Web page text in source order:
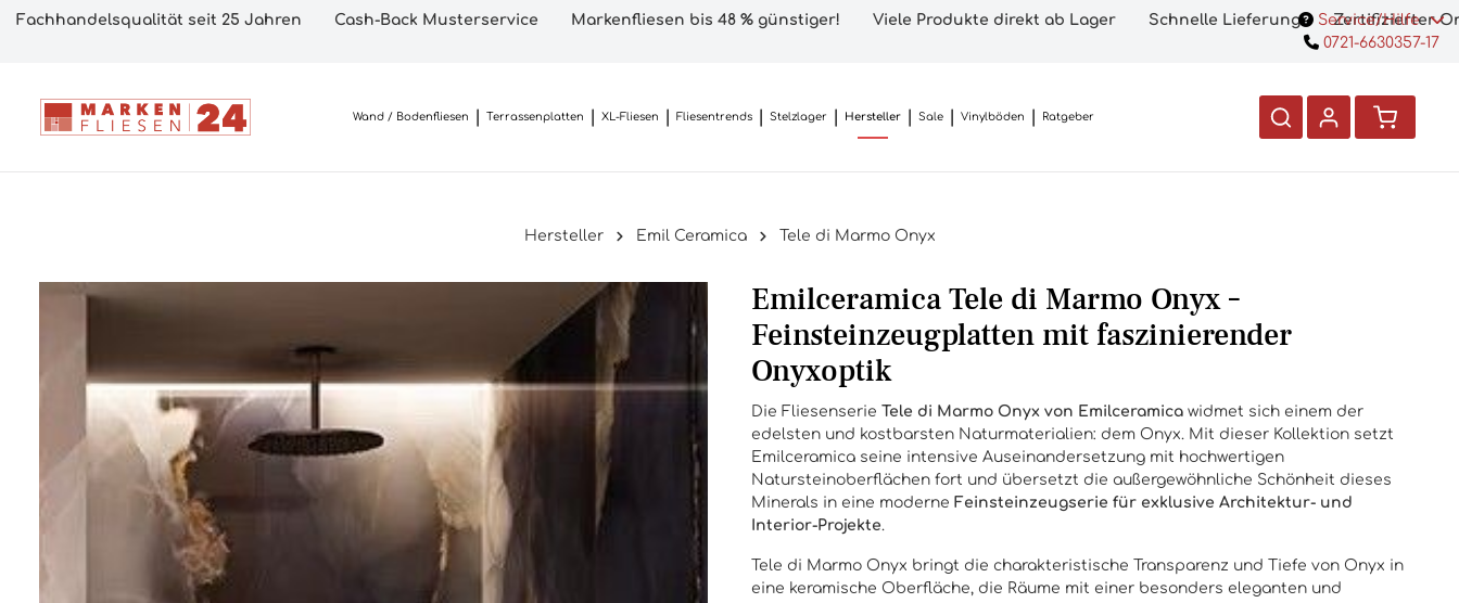
Fachhandelsqualität seit 25 Jahren Cash-Back Musterservice Markenfliesen bis 48 % günstiger! Viele Produkte direkt ab Lager Schnelle Lieferung Zertifizierter
Service/Hilfe
0721-6630357-17
Wand / Bodenfliesen Terrassenplatten XL-Fliesen Fliesentrends Stelzlager Hersteller Sale Vinylböden Ratgeber
Hersteller Emil Ceramica Tele di Marmo Onyx
Emilceramica Tele di Marmo Onyx –
Feinsteinzeugplatten mit faszinierender
Onyxoptik
Die Fliesenserie Tele di Marmo Onyx von Emilceramica widmet sich einem der
edelsten und kostbarsten Naturmaterialien: dem Onyx. Mit dieser Kollektion setzt
Emilceramica seine intensive Auseinandersetzung mit hochwertigen
Natursteinoberflächen fort und übersetzt die außergewöhnliche Schönheit dieses
Minerals in eine moderne Feinsteinzeugserie für exklusive Architektur- und
Interior-Projekte.
Tele di Marmo Onyx bringt die charakteristische Transparenz und Tiefe von Onyx in
eine keramische Oberfläche, die Räume mit einer besonders eleganten und